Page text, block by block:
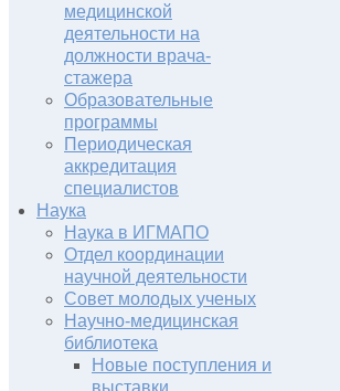
медицинской
деятельности на
должности врача-
стажера
Образовательные
программы
Периодическая
аккредитация
специалистов
Наука
Наука в ИГМАПО
Отдел координации
научной деятельности
Совет молодых ученых
Научно-медицинская
библиотека
Новые поступления и
выставки